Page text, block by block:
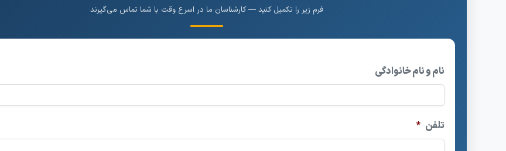
فرم زیر را تکمیل کنید — کارشناسان ما در اسرع وقت با شما تماس می‌گیرند
نام و نام خانوادگی
تلفن *